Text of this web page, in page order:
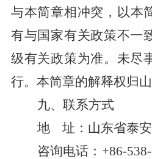
与本简章相冲突，以本
有与国家有关政策不一
级有关政策为准。未尽
行。本简章的解释权归
九、联系方式
地
址：山东省泰
咨询电话： +86-